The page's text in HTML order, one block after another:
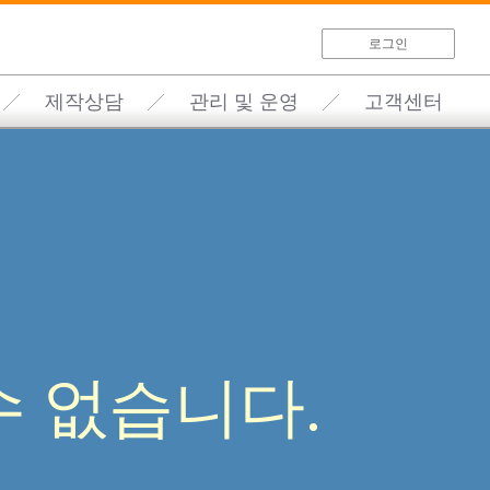
로그인
제작상담 관리 및 운영 고객센터
없습니다.